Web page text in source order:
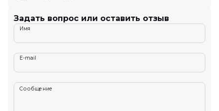
Задать вопрос или оставить отзыв
Имя
E-mail
Сообщение